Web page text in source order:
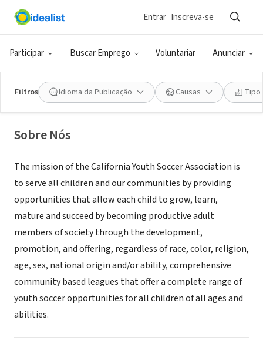
Participar Buscar Emprego Voluntariar Anunciar
Entrar Inscreva-se
Filtros Idioma da Publicação Causas Tipo
ONG (SETOR SOCIAL)
California Youth Soccer Association
- Cal North Soccer
Pleasanton, CA|www.calnorth.org
Sobre Nós
The mission of the California Youth Soccer Association is
to serve all children and our communities by providing
opportunities that allow each child to grow, learn,
mature and succeed by becoming productive adult
members of society through the development,
promotion, and offering, regardless of race, color, religion,
age, sex, national origin and/or ability, comprehensive
community based leagues that offer a complete range of
youth soccer opportunities for all children of all ages and
abilities.